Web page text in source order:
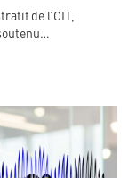
de l’OIT,